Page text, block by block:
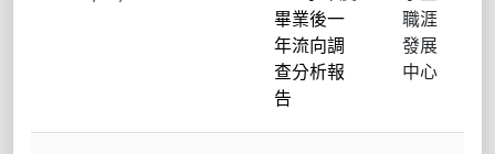
畢業後一
年流向調
查分析報
告
職涯
發展
中心